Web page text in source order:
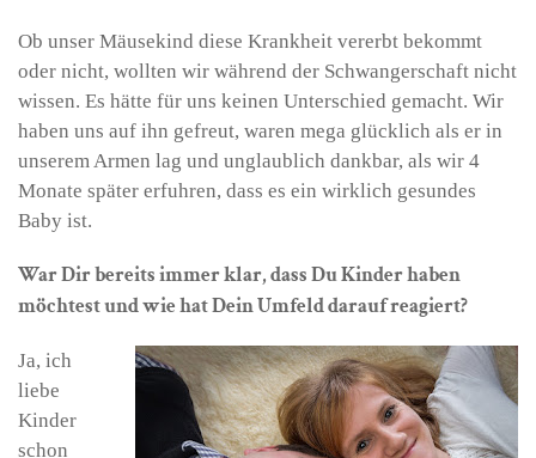
Ob unser Mäusekind diese Krankheit vererbt bekommt
oder nicht, wollten wir während der Schwangerschaft nicht
wissen. Es hätte für uns keinen Unterschied gemacht. Wir
haben uns auf ihn gefreut, waren mega glücklich als er in
unserem Armen lag und unglaublich dankbar, als wir 4
Monate später erfuhren, dass es ein wirklich gesundes
Baby ist.
War Dir bereits immer klar, dass Du Kinder haben
möchtest und wie hat Dein Umfeld darauf reagiert?
Ja, ich
liebe
Kinder
schon